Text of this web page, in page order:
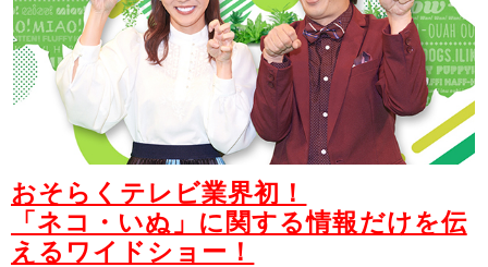
おそらくテレビ業界初！
「ネコ・いぬ」に関する情報だけを伝
えるワイドショー！